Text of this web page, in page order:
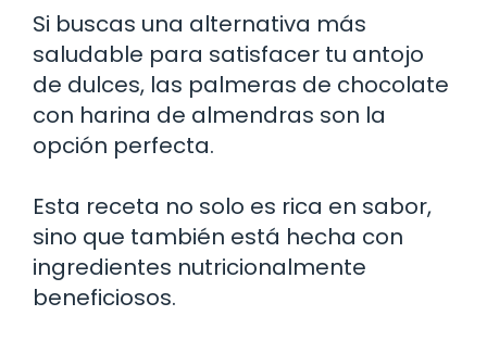
Si buscas una alternativa más
saludable para satisfacer tu antojo
de dulces, las palmeras de chocolate
con harina de almendras son la
opción perfecta.
Esta receta no solo es rica en sabor,
sino que también está hecha con
ingredientes nutricionalmente
beneficiosos.